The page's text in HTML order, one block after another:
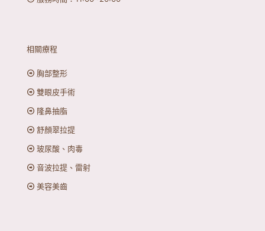
相關療程
胸部整形
雙眼皮手術
隆鼻抽脂
舒顏翠拉提
玻尿酸、肉毒
音波拉提、雷射
美容美齒